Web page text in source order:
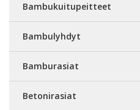
Bambukuitupeitteet
Bambulyhdyt
Bamburasiat
Betonirasiat